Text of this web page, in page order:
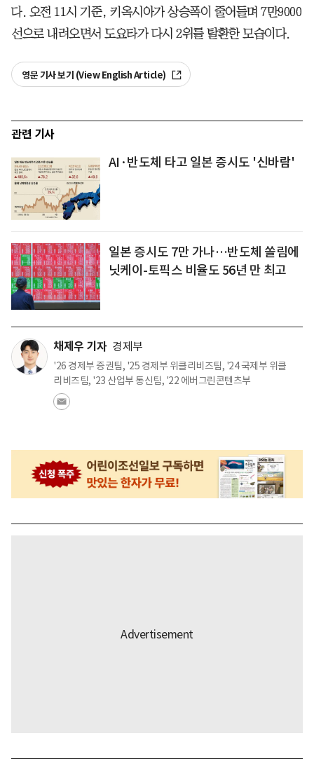
다. 오전 11시 기준, 키옥시아가 상승폭이 줄어들며 7만9000
선으로 내려오면서 도요타가 다시 2위를 탈환한 모습이다.
영문 기사 보기 (View English Article)
관련 기사
AI·반도체 타고 일본 증시도 '신바람'
일본 증시도 7만 가나…반도체 쏠림에
닛케이-토픽스 비율도 56년 만 최고
채제우 기자 경제부
'26 경제부 증권팀, '25 경제부 위클리비즈팀, '24 국제부 위클
리비즈팀, '23 산업부 통신팀, '22 에버그린콘텐츠부